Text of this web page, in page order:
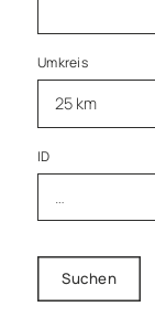
Umkreis
ID
Suchen